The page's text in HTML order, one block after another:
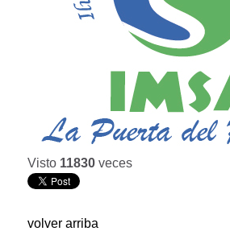
Visto 11830 veces
volver arriba